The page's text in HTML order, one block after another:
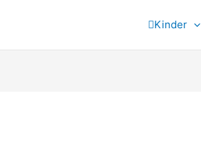
Kinder